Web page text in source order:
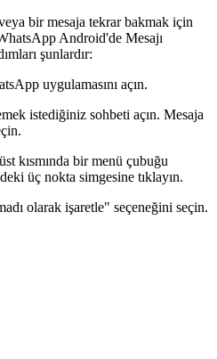
bir mesaja tekrar bakmak için
Android'de Mesajı
şunlardır:
uygulamasını açın.
istediğiniz sohbeti açın. Mesaja
kısmında bir menü çubuğu
üç nokta simgesine tıklayın.
olarak işaretle" seçeneğini seçin.